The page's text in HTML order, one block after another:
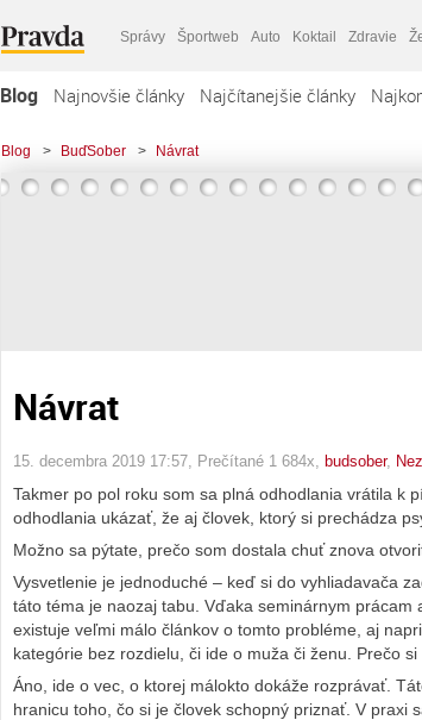
Správy Športweb Auto Koktail Zdravie
Blog Najnovšie články Najčítanejšie články
Blog > BuďSober > Návrat
Návrat
15. decembra 2019 17:57 , Prečítané 1 684x, budsober,
Takmer po pol roku som sa plná odhodlania vrátila k
odhodlania ukázať, že aj človek, ktorý si prechádza
Možno sa pýtate, prečo som dostala chuť znova
Vysvetlenie je jednoduché – keď si do vyhliadavača
táto téma je naozaj tabu. Vďaka seminárnym prácam
existuje veľmi málo článkov o tomto probléme, aj
kategórie bez rozdielu, či ide o muža či ženu. Prečo
Áno, ide o vec, o ktorej málokto dokáže rozprávať.
hranicu toho, čo si je človek schopný priznať. V praxi